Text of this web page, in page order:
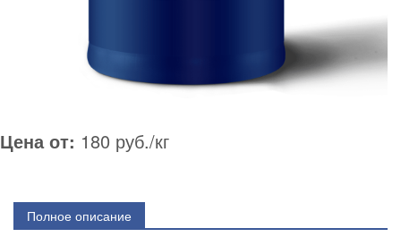
Цена от: 180 руб./кг
Полное описание